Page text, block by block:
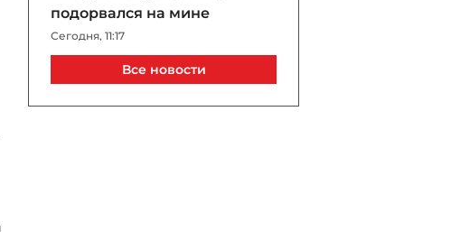
подорвался на мине
Сегодня, 11:17
По прошествии года с
исторической встречи: как
Все новости